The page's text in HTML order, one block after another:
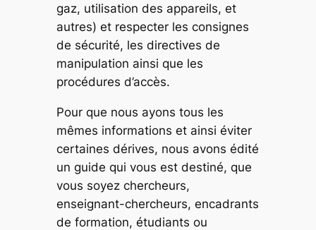
gaz, utilisation des appareils, et
autres) et respecter les consignes
de sécurité, les directives de
manipulation ainsi que les
procédures d’accès.
Pour que nous ayons tous les
mêmes informations et ainsi éviter
certaines dérives, nous avons édité
un guide qui vous est destiné, que
vous soyez chercheurs,
enseignant-chercheurs, encadrants
de formation, étudiants ou